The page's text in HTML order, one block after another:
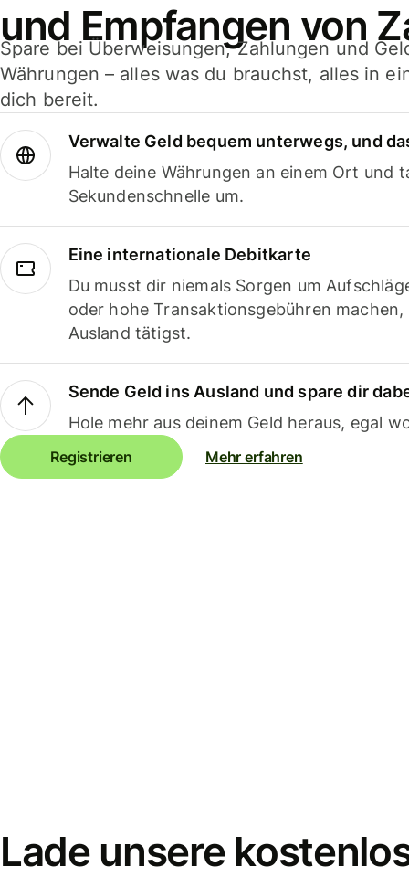
und Empfangen von
Spare bei Überweisungen, Zahlungen und
Währungen – alles was du brauchst, alles in
dich bereit.
Verwalte Geld bequem unterwegs, und
Halte deine Währungen an einem Ort und
Sekundenschnelle um.
Eine internationale Debitkarte
Du musst dir niemals Sorgen um
oder hohe Transaktionsgebühren
Ausland tätigst.
Sende Geld ins Ausland und spare dir
Hole mehr aus deinem Geld heraus, egal
Registrieren Mehr erfahren
Lade unsere